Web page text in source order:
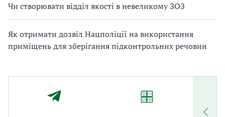
Чи створювати відділ якості в невеликому ЗОЗ
Як отримати дозвіл Нацполіції на використання
приміщень для зберігання підконтрольних речовин